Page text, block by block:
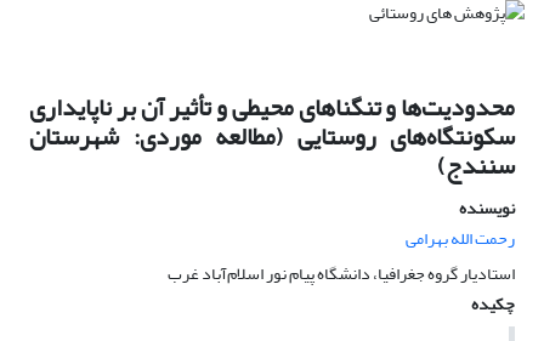
محدودیت‌ها و تنگناهای محیطی و تأثیر آن بر ناپایداری
سکونتگاه‌های روستایی (مطالعه موردی: شهرستان
سنندج)
نویسنده
رحمت الله بهرامی
استادیار گروه جغرافیا، دانشگاه پیام نور اسلام‌آباد غرب
چکیده